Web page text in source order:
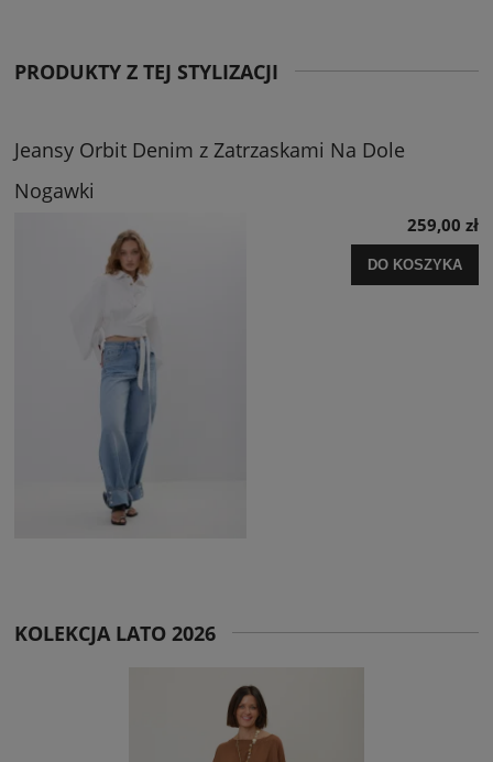
PRODUKTY Z TEJ STYLIZACJI
Jeansy Orbit Denim z Zatrzaskami Na Dole
Nogawki
259,00 zł
DO KOSZYKA
KOLEKCJA LATO 2026